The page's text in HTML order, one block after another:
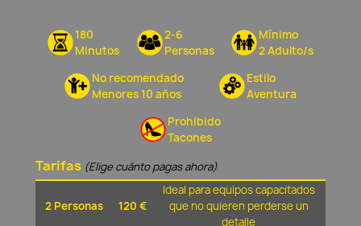
180
Minutos
2-6
Personas
Mínimo
2 Adulto/s
No recomendado
Menores 10 años
Estilo
Aventura
Prohibido
Tacones
Tarifas (Elige cuánto pagas ahora)
2 Personas 120 €
Ideal para equipos capacitados
que no quieren perderse un
detalle